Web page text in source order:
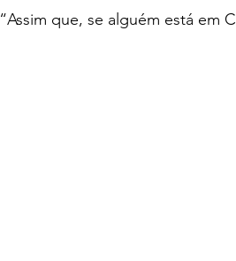
“Assim que, se alguém está em